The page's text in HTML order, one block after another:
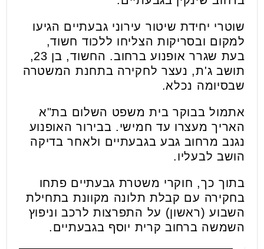
שוטרי יחידת שיטור עירוני גבעתיים הגיעו
למקום ובסריקות הצליחו ללכוד חשוד,
בעת שגרר אופנוע ברחוב. החשוד, בן 23,
תושב ג'ת, נעצר לחקירה בתחנת המשטרה
שבסיומה נכלא.
אתמול בבוקר בית משפט השלום בת"א
האריך מעצרו עד חמישי. בבירור האופנוע
נגנב מרחוב גבע בגבעתיים ולאחר בדיקה
הושב לבעליו.
בתוך כך, חוקרי משטרת גבעתיים פתחו
בחקירה עם קבלת תלונה מקוונת בתחילת
השבוע (ראשון) על התפרצות לרכב וניפוץ
השמשה ברחוב קרית יוסף בגבעתיים.